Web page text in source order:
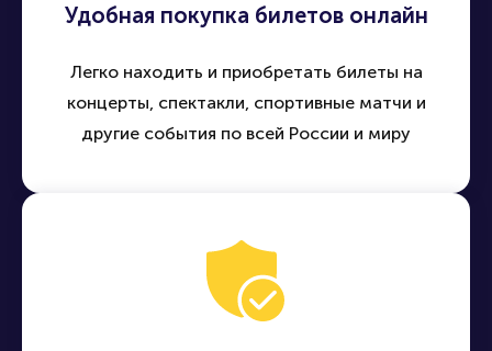
Удобная покупка билетов онлайн
Легко находить и приобретать билеты на
концерты, спектакли, спортивные матчи и
другие события по всей России и миру